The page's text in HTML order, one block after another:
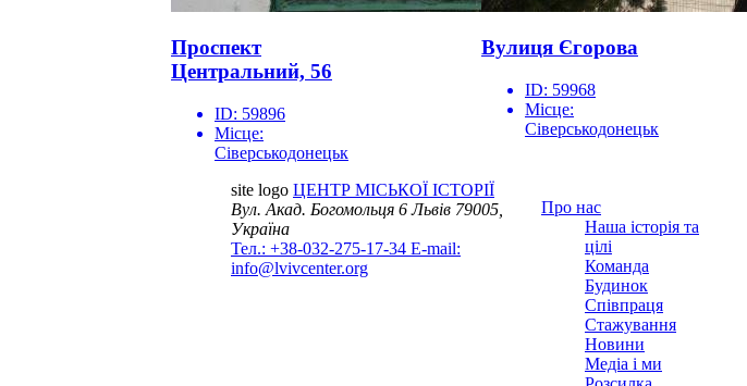
Проспект
Центральний, 56
ID: 59896
Місце:
Сіверськодонецьк
Вулиця Єгорова
ID: 59968
Місце:
Сіверськодонецьк
site logo ЦЕНТР МІСЬКОЇ ІСТОРІЇ
Вул. Акад. Богомольця 6Львів 79005,
Україна
Тел.: +38-032-275-17-34 E-mail:
info@lvivcenter.org
Про нас
Наша історія та
цілі
Команда
Будинок
Співпраця
Стажування
Новини
Медіа і ми